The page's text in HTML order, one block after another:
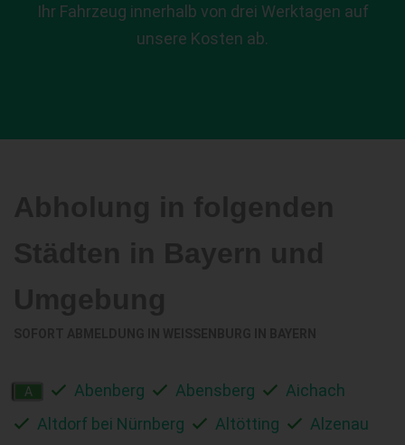
Ihr Fahrzeug innerhalb von drei Werktagen auf
unsere Kosten ab.
A Abenberg Abensberg
Aichach
Altdorf bei Nürnberg
Altötting
Alzenau